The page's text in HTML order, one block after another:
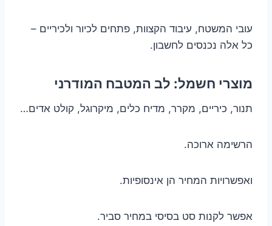
עובי המשטח, עיבוד הקצוות, פתחים לכיור ולכיריים –
כל אלה נכנסים לחשבון.
מוצרי חשמל: לב המטבח המודרני
תנור, כיריים, מקרר, מדיח כלים, מיקרוגל, קולט אדים…
הרשימה ארוכה.
ואפשרויות המחיר הן אינסופיות.
אפשר לקנות סט בסיסי במחיר סביר.